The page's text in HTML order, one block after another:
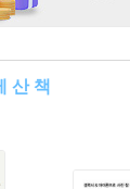
산 책